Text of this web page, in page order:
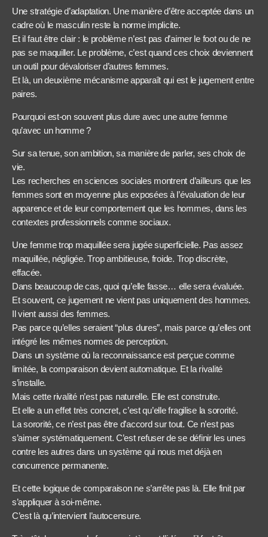
Une stratégie d’adaptation. Une manière d’être acceptée dans un
cadre où le masculin reste la norme implicite.
Et il faut être clair : le problème n’est pas d’aimer le foot ou de ne
pas se maquiller. Le problème, c’est quand ces choix deviennent
un outil pour dévaloriser d’autres femmes.
Et là, un deuxième mécanisme apparaît qui est le jugement entre
paires.
Pourquoi est-on souvent plus dure avec une autre femme
qu’avec un homme ?
Sur sa tenue, son ambition, sa manière de parler, ses choix de
vie.
Les recherches en sciences sociales montrent d’ailleurs que les
femmes sont en moyenne plus exposées à l’évaluation de leur
apparence et de leur comportement que les hommes, dans les
contextes professionnels comme sociaux.
Une femme trop maquillée sera jugée superficielle. Pas assez
maquillée, négligée. Trop ambitieuse, froide. Trop discrète,
effacée.
Dans beaucoup de cas, quoi qu’elle fasse… elle sera évaluée.
Et souvent, ce jugement ne vient pas uniquement des hommes.
Il vient aussi des femmes.
Pas parce qu’elles seraient “plus dures”, mais parce qu’elles ont
intégré les mêmes normes de perception.
Dans un système où la reconnaissance est perçue comme
limitée, la comparaison devient automatique. Et la rivalité
s’installe.
Mais cette rivalité n’est pas naturelle. Elle est construite.
Et elle a un effet très concret, c’est qu’elle fragilise la sororité.
La sororité, ce n’est pas être d’accord sur tout. Ce n’est pas
s’aimer systématiquement. C’est refuser de se définir les unes
contre les autres dans un système qui nous met déjà en
concurrence permanente.
Et cette logique de comparaison ne s’arrête pas là. Elle finit par
s’appliquer à soi-même.
C’est là qu’intervient l’autocensure.